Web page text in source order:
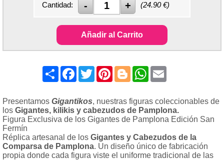
Cantidad: (24.90€)
Añadir al Carrito
ShareFacebook
TwitterPinterest
BloggerWhatsApp
Presentamos Gigantikos, nuestras figuras coleccionables de
los Gigantes, kilikis y cabezudos de Pamplona.
Figura Exclusiva de los Gigantes de Pamplona Edición San
Fermín
Réplica artesanal de los Gigantes y Cabezudos de la
Comparsa de Pamplona. Un diseño único de fabricación
propia donde cada figura viste el uniforme tradicional de las